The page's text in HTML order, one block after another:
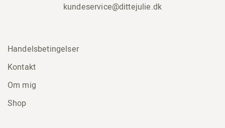
kundeservice@dittejulie.dk
Handelsbetingelser
Kontakt
Om mig
Shop